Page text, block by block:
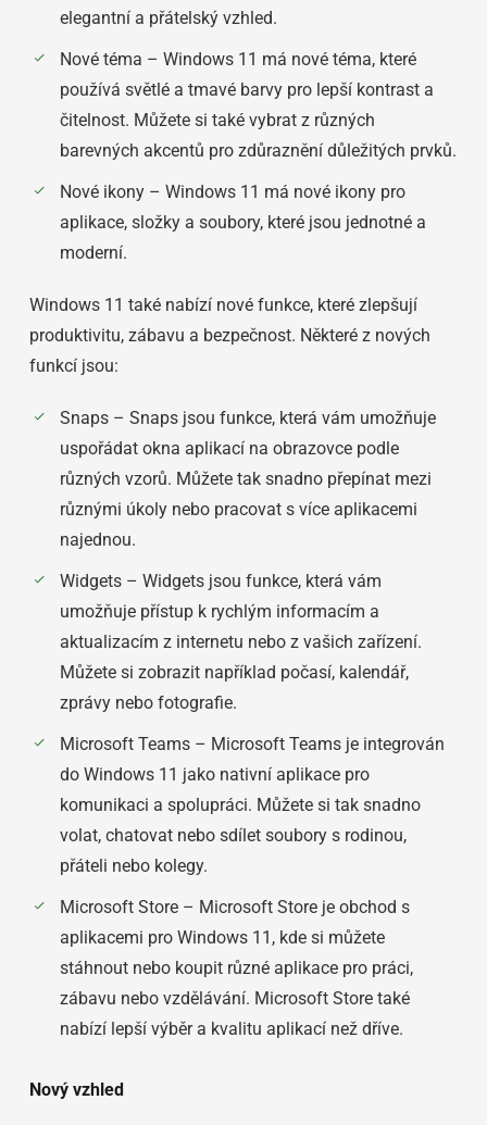
elegantní a přátelský vzhled.
Nové téma – Windows 11 má nové téma, které
používá světlé a tmavé barvy pro lepší kontrast a
čitelnost. Můžete si také vybrat z různých
barevných akcentů pro zdůraznění důležitých prvků.
Nové ikony – Windows 11 má nové ikony pro
aplikace, složky a soubory, které jsou jednotné a
moderní.
Windows 11 také nabízí nové funkce, které zlepšují
produktivitu, zábavu a bezpečnost. Některé z nových
funkcí jsou:
Snaps – Snaps jsou funkce, která vám umožňuje
uspořádat okna aplikací na obrazovce podle
různých vzorů. Můžete tak snadno přepínat mezi
různými úkoly nebo pracovat s více aplikacemi
najednou.
Widgets – Widgets jsou funkce, která vám
umožňuje přístup k rychlým informacím a
aktualizacím z internetu nebo z vašich zařízení.
Můžete si zobrazit například počasí, kalendář,
zprávy nebo fotografie.
Microsoft Teams – Microsoft Teams je integrován
do Windows 11 jako nativní aplikace pro
komunikaci a spolupráci. Můžete si tak snadno
volat, chatovat nebo sdílet soubory s rodinou,
přáteli nebo kolegy.
Microsoft Store – Microsoft Store je obchod s
aplikacemi pro Windows 11, kde si můžete
stáhnout nebo koupit různé aplikace pro práci,
zábavu nebo vzdělávání. Microsoft Store také
nabízí lepší výběr a kvalitu aplikací než dříve.
Nový vzhled